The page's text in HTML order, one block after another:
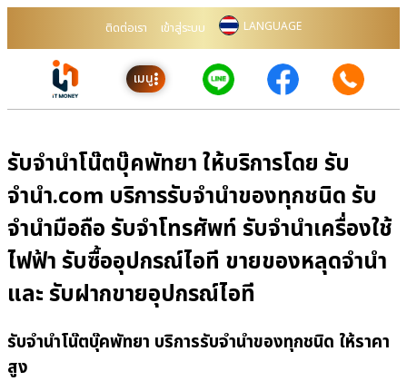
ติดต่อเรา เข้าสู่ระบบ LANGUAGE
เมนู
รับจำนำโน๊ตบุ๊คพัทยา ให้บริการโดย รับ
จํานํา.com บริการรับจำนำของทุกชนิด รับ
จำนำมือถือ รับจำโทรศัพท์ รับจำนำเครื่องใช้
ไฟฟ้า รับซื้ออุปกรณ์ไอที ขายของหลุดจำนำ
และ รับฝากขายอุปกรณ์ไอที
รับจำนำโน๊ตบุ๊คพัทยา บริการรับจำนำของทุกชนิด ให้ราคา
สูง